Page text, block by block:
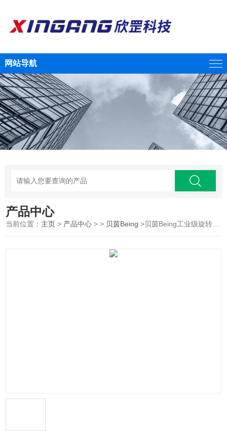
网站导航
产品中心
当前位置： 主页 > 产品中心 > > 贝茵Being >贝茵Being工业级旋转蒸发仪